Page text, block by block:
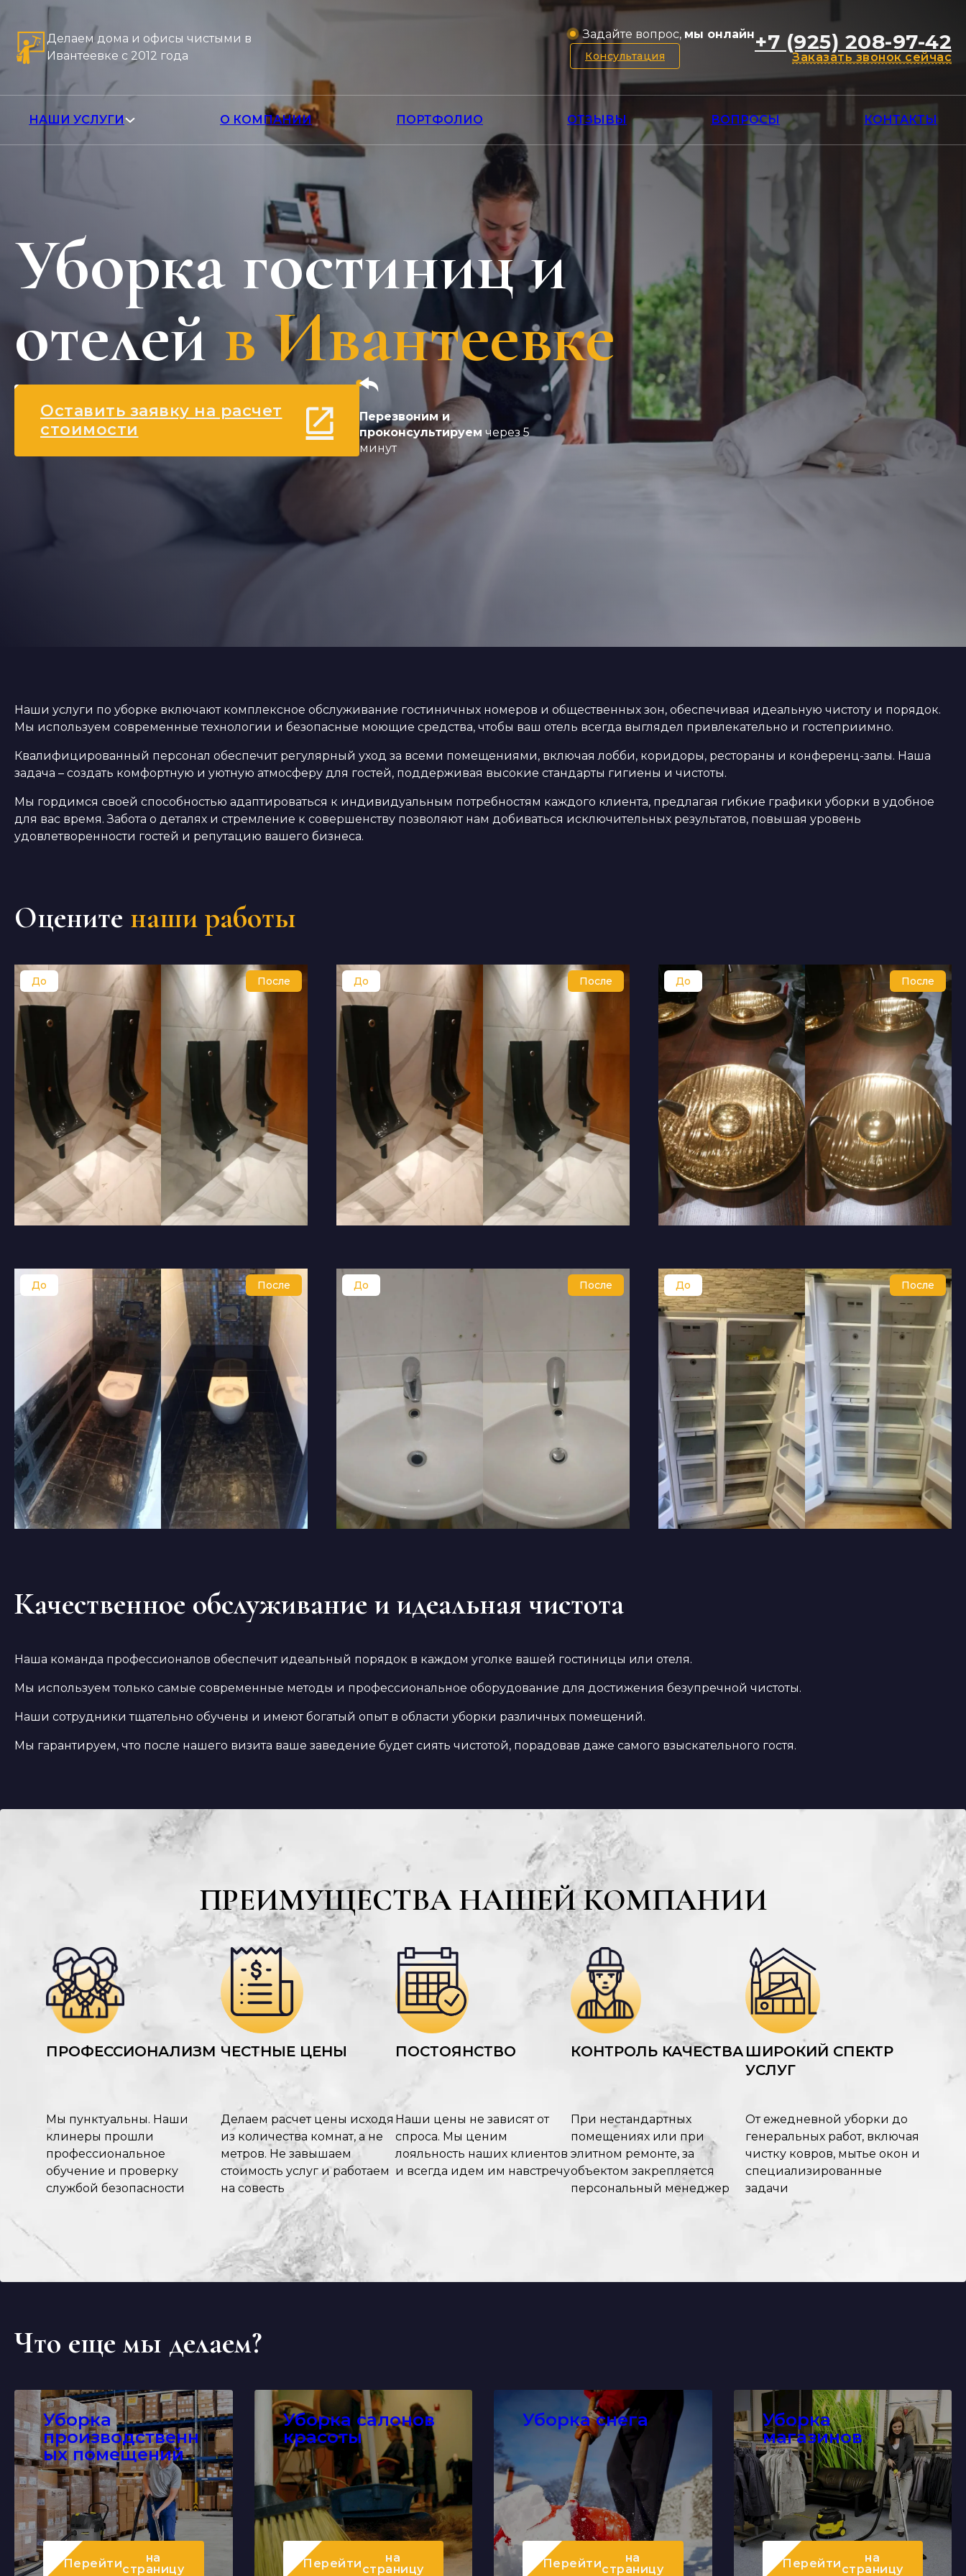
Делаем дома и офисы чистыми в
Ивантеевке с 2012 года
Задайте вопрос, мы онлайн
Консультация
+7 (925) 208-97-42
Заказать звонок сейчас
НАШИ УСЛУГИ О КОМПАНИИ ПОРТФОЛИО ОТЗЫВЫ ВОПРОСЫ КОНТАКТЫ
Уборка гостиниц и
отелей в Ивантеевке
Оставить заявку на расчет
стоимости
Перезвоним и
проконсультируем через 5
минут
Наши услуги по уборке включают комплексное обслуживание гостиничных номеров и общественных зон, обеспечивая идеальную чистоту и порядок.
Мы используем современные технологии и безопасные моющие средства, чтобы ваш отель всегда выглядел привлекательно и гостеприимно.
Квалифицированный персонал обеспечит регулярный уход за всеми помещениями, включая лобби, коридоры, рестораны и конференц-залы. Наша
задача – создать комфортную и уютную атмосферу для гостей, поддерживая высокие стандарты гигиены и чистоты.
Мы гордимся своей способностью адаптироваться к индивидуальным потребностям каждого клиента, предлагая гибкие графики уборки в удобное
для вас время. Забота о деталях и стремление к совершенству позволяют нам добиваться исключительных результатов, повышая уровень
удовлетворенности гостей и репутацию вашего бизнеса.
Оцените наши работы
Качественное обслуживание и идеальная чистота
Наша команда профессионалов обеспечит идеальный порядок в каждом уголке вашей гостиницы или отеля.
Мы используем только самые современные методы и профессиональное оборудование для достижения безупречной чистоты.
Наши сотрудники тщательно обучены и имеют богатый опыт в области уборки различных помещений.
Мы гарантируем, что после нашего визита ваше заведение будет сиять чистотой, порадовав даже самого взыскательного гостя.
ПРЕИМУЩЕСТВА НАШЕЙ КОМПАНИИ
ПРОФЕССИОНАЛИЗМ
Мы пунктуальны. Наши
клинеры прошли
профессиональное
обучение и проверку
службой безопасности
ЧЕСТНЫЕ ЦЕНЫ
Делаем расчет цены исходя
из количества комнат, а не
метров. Не завышаем
стоимость услуг и работаем
на совесть
ПОСТОЯНСТВО
Наши цены не зависят от
спроса. Мы ценим
лояльность наших клиентов
и всегда идем им навстречу
КОНТРОЛЬ КАЧЕСТВА
При нестандартных
помещениях или при
элитном ремонте, за
объектом закрепляется
персональный менеджер
ШИРОКИЙ СПЕКТР
УСЛУГ
От ежедневной уборки до
генеральных работ, включая
чистку ковров, мытье окон и
специализированные
задачи
Что еще мы делаем?
Уборка
производственн
ых помещений
Перейти
на
страницу
Уборка салонов
красоты
Перейти
на
страницу
Уборка снега
Перейти
на
страницу
Уборка
магазинов
Перейти
на
страницу